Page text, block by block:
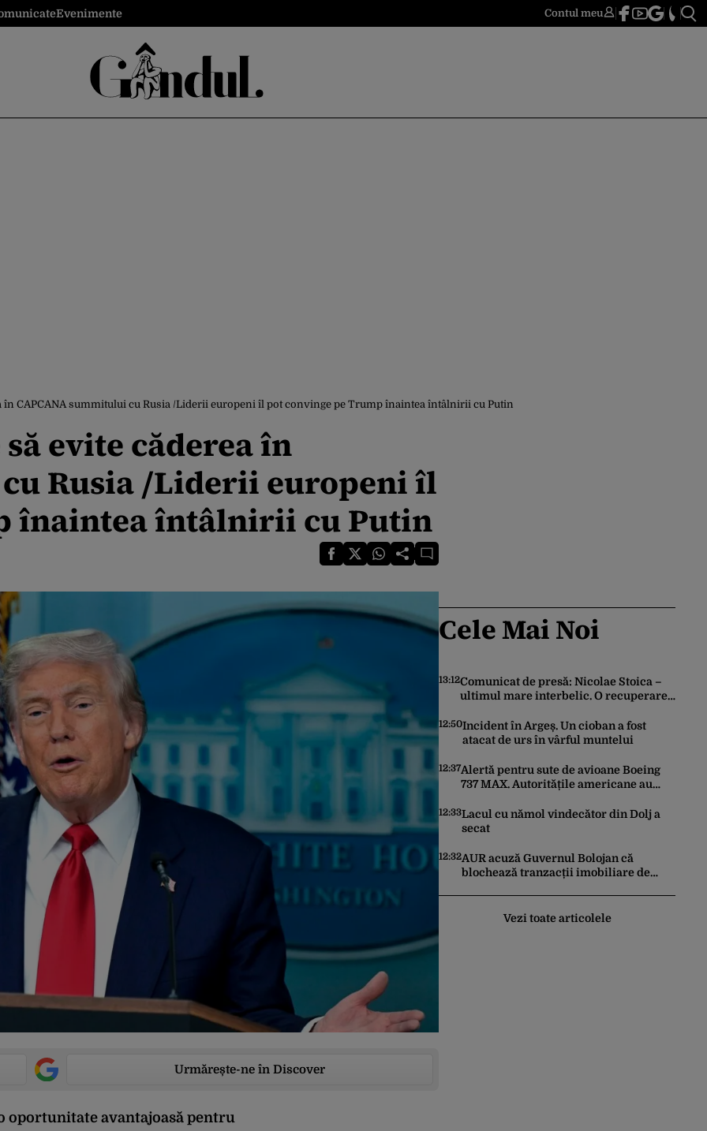
Evenimente Contul meu
în CAPCANA summitului cu Rusia /Liderii europeni îl pot convinge pe Trump înaintea întâlnirii cu Putin
evite căderea în
Rusia /Liderii europeni îl
înaintea întâlnirii cu Putin
Urmărește-ne în Discover
oportunitate avantajoasă pentru
Cele Mai Noi
13:12Comunicat de presă: Nicolae Stoica –
ultimul mare interbelic. O recuperare
12:50Incident în Argeș. Un cioban a fost
atacat de urs în vârful muntelui
12:37Alertă pentru sute de avioane Boeing
737 MAX. Autoritățile americane au
unor fisuri în structura aeronavelor
12:33Lacul cu nămol vindecător din Dolj a
secat
12:32AUR acuză Guvernul Bolojan că
blochează tranzacții imobiliare de
Vezi toate articolele